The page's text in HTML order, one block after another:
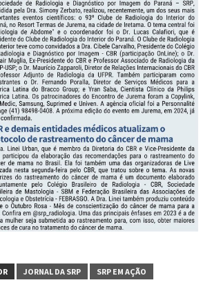
JORNAL DA SRP SRP EM AÇÃO